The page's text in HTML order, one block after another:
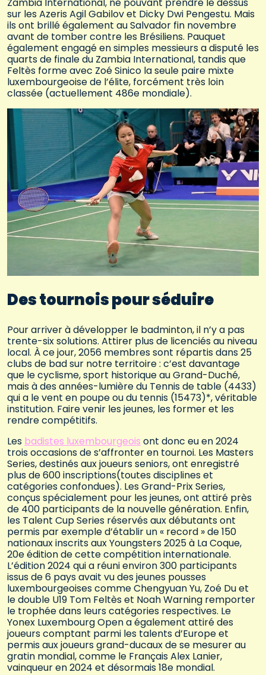
sur les Azeris Agil Gabilov et Dicky Dwi Pengestu. Mais
ils ont brillé également au Salvador fin novembre
avant de tomber contre les Brésiliens. Pauquet
également engagé en simples messieurs a disputé les
quarts de finale du Zambia International, tandis que
Feltès forme avec Zoé Sinico la seule paire mixte
luxembourgeoise de l’élite, forcément très loin
classée (actuellement 486e mondiale).
Des tournois pour séduire
Pour arriver à développer le badminton, il n’y a pas
trente-six solutions. Attirer plus de licenciés au niveau
local. À ce jour, 2056 membres sont répartis dans 25
clubs de bad sur notre territoire : c’est davantage
que le cyclisme, sport historique au Grand-Duché,
mais à des années-lumière du Tennis de table (4433)
qui a le vent en poupe ou du tennis (15473)*, véritable
institution. Faire venir les jeunes, les former et les
rendre compétitifs.
Les badistes luxembourgeois ont donc eu en 2024
trois occasions de s’affronter en tournoi. Les Masters
Series, destinés aux joueurs seniors, ont enregistré
plus de 600 inscriptions(toutes disciplines et
catégories confondues). Les Grand-Prix Series,
conçus spécialement pour les jeunes, ont attiré près
de 400 participants de la nouvelle génération. Enfin,
les Talent Cup Series réservés aux débutants ont
permis par exemple d’établir un « record » de 150
nationaux inscrits aux Youngsters 2025 à La Coque,
20e édition de cette compétition internationale.
L’édition 2024 qui a réuni environ 300 participants
issus de 6 pays avait vu des jeunes pousses
luxembourgeoises comme Chengyuan Yu, Zoé Du et
le double U19 Tom Feltès et Noah Warning remporter
le trophée dans leurs catégories respectives. Le
Yonex Luxembourg Open a également attiré des
joueurs comptant parmi les talents d’Europe et
permis aux joueurs grand-ducaux de se mesurer au
gratin mondial, comme le Français Alex Lanier,
vainqueur en 2024 et désormais 18e mondial.